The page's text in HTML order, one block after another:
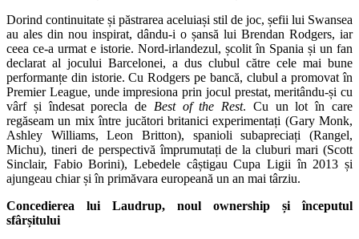
Dorind continuitate și păstrarea aceluiași stil de joc, șefii lui Swansea
au ales din nou inspirat, dându-i o șansă lui Brendan Rodgers, iar
ceea ce-a urmat e istorie. Nord-irlandezul, școlit în Spania și un fan
declarat al jocului Barcelonei, a dus clubul către cele mai bune
performanțe din istorie. Cu Rodgers pe bancă, clubul a promovat în
Premier League, unde impresiona prin jocul prestat, meritându-și cu
vârf și îndesat porecla de Best of the Rest. Cu un lot în care
regăseam un mix între jucători britanici experimentați (Gary Monk,
Ashley Williams, Leon Britton), spanioli subapreciați (Rangel,
Michu), tineri de perspectivă împrumutați de la cluburi mari (Scott
Sinclair, Fabio Borini), Lebedele câștigau Cupa Ligii în 2013 și
ajungeau chiar și în primăvara europeană un an mai târziu.
Concedierea lui Laudrup, noul ownership și începutul
sfârșitului